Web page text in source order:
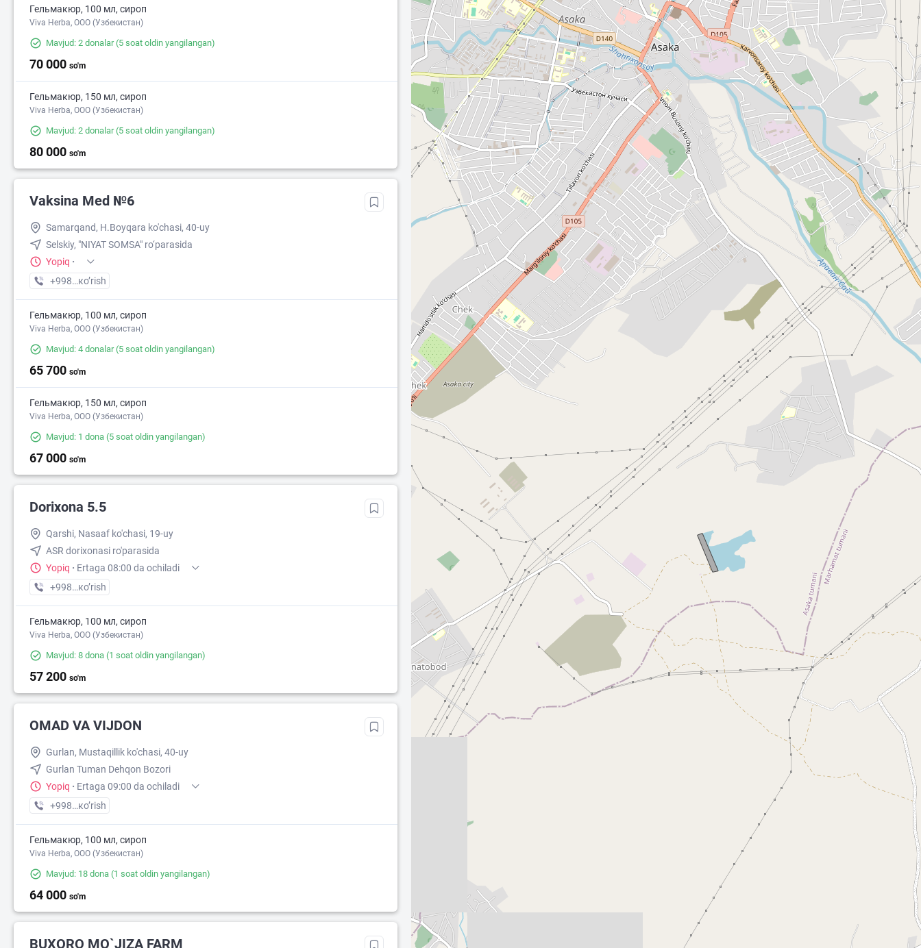
Гельмакюр, 100 мл, сироп
Viva Herba, ООО (Узбекистан)
Mavjud: 2 donalar(5 soat oldin yangilangan)
70 000 so'm
Гельмакюр, 150 мл, сироп
Viva Herba, ООО (Узбекистан)
Mavjud: 2 donalar(5 soat oldin yangilangan)
80 000 so'm
Vaksina Med №6
Samarqand, H.Boyqara ko'chasi, 40-uy
Selskiy, "NIYAT SOMSA" ro‘parasida
Yopiq ·
+998 (95) XXX-XX-XX
кo’rish
Гельмакюр, 100 мл, сироп
Viva Herba, ООО (Узбекистан)
Mavjud: 4 donalar(5 soat oldin yangilangan)
65 700 so'm
Гельмакюр, 150 мл, сироп
Viva Herba, ООО (Узбекистан)
Mavjud: 1 dona (5 soat oldin yangilangan)
67 000 so'm
Dorixona 5.5
Qarshi, Nasaaf ko'chasi, 19-uy
ASR dorixonasi ro'parasida
Yopiq · Ertaga 08:00 da ochiladi
+998 (75) XXX-XX-XX
кo’rish
Гельмакюр, 100 мл, сироп
Viva Herba, ООО (Узбекистан)
Mavjud: 8 dona (1 soat oldin yangilangan)
57 200 so'm
OMAD VA VIJDON
Gurlan, Mustaqillik ko'chasi, 40-uy
Gurlan Tuman Dehqon Bozori
Yopiq · Ertaga 09:00 da ochiladi
+998 (97) XXX-XX-XX
кo’rish
Гельмакюр, 100 мл, сироп
Viva Herba, ООО (Узбекистан)
Mavjud: 18 dona (1 soat oldin yangilangan)
64 000 so'm
BUXORO MO`JIZA FARM